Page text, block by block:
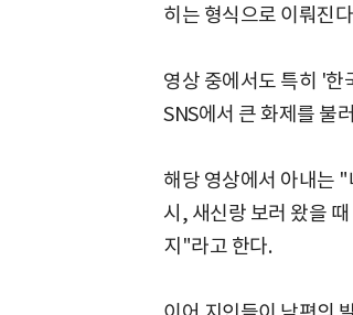
히는 형식으로 이뤄진
영상 중에서도 특히 '한
SNS에서 큰 화제를 불
해당 영상에서 아내는
시, 새신랑 보러 왔을
지"라고 한다.